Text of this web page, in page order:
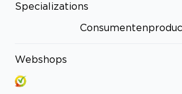
Specializations
Webshops